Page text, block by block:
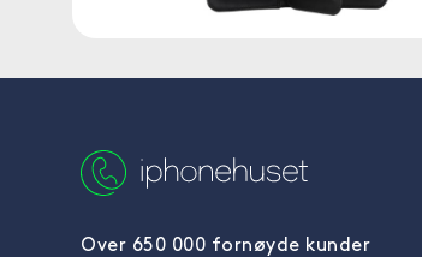
Over 650 000 fornøyde kunder